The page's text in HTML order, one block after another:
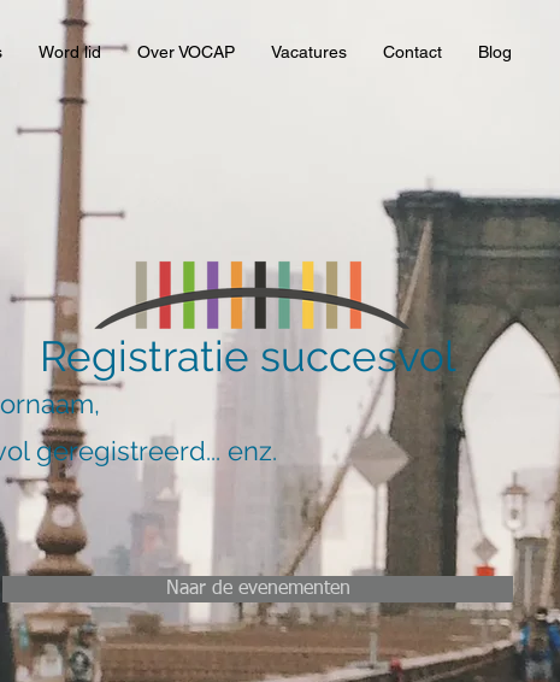
Word lid Over VOCAP Vacatures Contact Blog
Registratie succesvol
geregistreerd... enz.
Naar de evenementen